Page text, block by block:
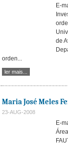
E-
de
orden...
ler mais...
Maria José Meles
23-AUG-2008
E-